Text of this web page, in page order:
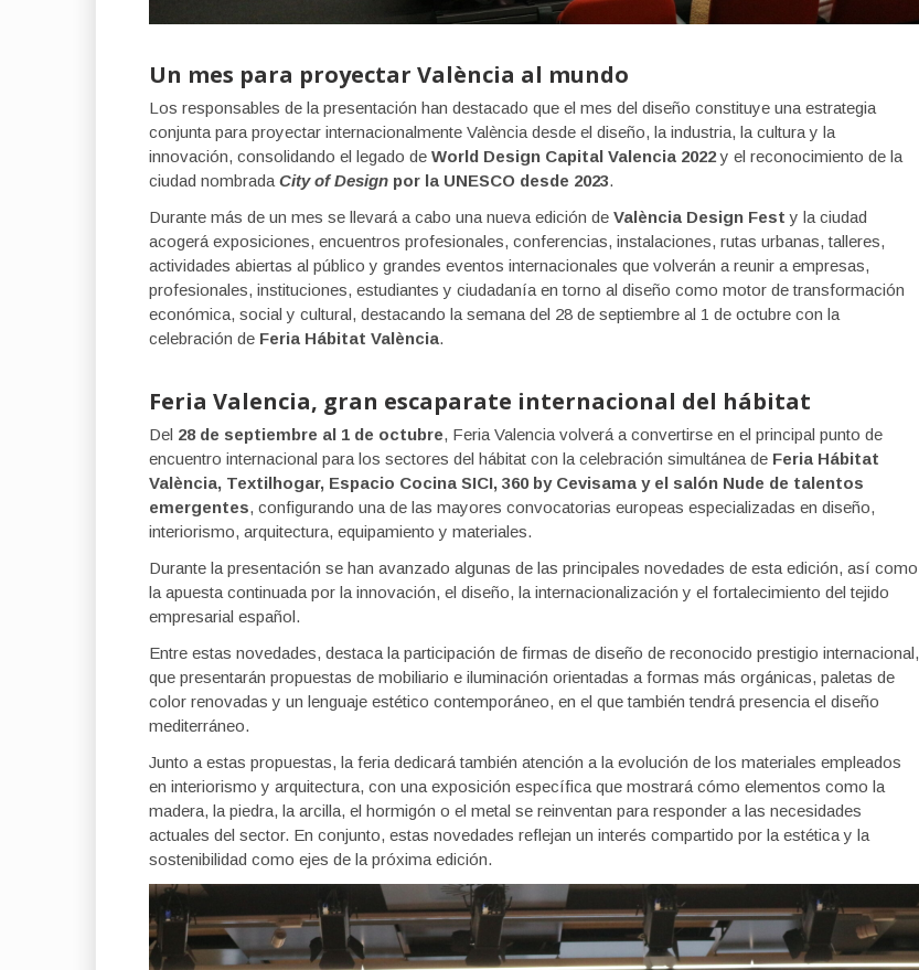
Un mes para proyectar València al mundo
Los responsables de la presentación han destacado que el mes del diseño constituye una estrategia
conjunta para proyectar internacionalmente València desde el diseño, la industria, la cultura y la
innovación, consolidando el legado de World Design Capital Valencia 2022y el reconocimiento de la
ciudad nombrada City of Design por la UNESCO desde 2023.
Durante más de un mes se llevará a cabo una nueva edición de València Design Fest y la ciudad
acogerá exposiciones, encuentros profesionales, conferencias, instalaciones, rutas urbanas, talleres,
actividades abiertas al público y grandes eventos internacionales que volverán a reunir a empresas,
profesionales, instituciones, estudiantes y ciudadanía en torno al diseño como motor de transformación
económica, social y cultural, destacando la semana del 28 de septiembre al 1 de octubre con la
celebración de Feria Hábitat València.
Feria Valencia, gran escaparate internacional del hábitat
Del 28 de septiembre al 1 de octubre, Feria Valencia volverá a convertirse en el principal punto de
encuentro internacional para los sectores del hábitat con la celebración simultánea de Feria Hábitat
València, Textilhogar, Espacio Cocina SICI, 360 by Cevisama y el salón Nude de talentos
emergentes, configurando una de las mayores convocatorias europeas especializadas en diseño,
interiorismo, arquitectura, equipamiento y materiales.
Durante la presentación se han avanzado algunas de las principales novedades de esta edición, así como
la apuesta continuada por la innovación, el diseño, la internacionalización y el fortalecimiento del tejido
empresarial español.
Entre estas novedades, destaca la participación de firmas de diseño de reconocido prestigio internacional,
que presentarán propuestas de mobiliario e iluminación orientadas a formas más orgánicas, paletas de
color renovadas y un lenguaje estético contemporáneo, en el que también tendrá presencia el diseño
mediterráneo.
Junto a estas propuestas, la feria dedicará también atención a la evolución de los materiales empleados
en interiorismo y arquitectura, con una exposición específica que mostrará cómo elementos como la
madera, la piedra, la arcilla, el hormigón o el metal se reinventan para responder a las necesidades
actuales del sector. En conjunto, estas novedades reflejan un interés compartido por la estética y la
sostenibilidad como ejes de la próxima edición.